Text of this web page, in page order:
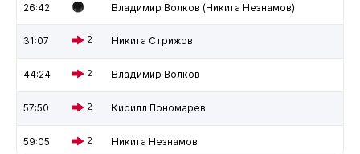
26:42 Владимир Волков (Никита Незнамов)
31:07 2 Никита Стрижов
44:24 2 Владимир Волков
57:50 2 Кирилл Пономарев
59:05 2 Никита Незнамов